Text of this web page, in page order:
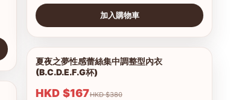
加入購物車
夏夜之夢性感蕾絲集中調整型內衣
(B.C.D.E.F.G杯)
HKD $167 HKD $380